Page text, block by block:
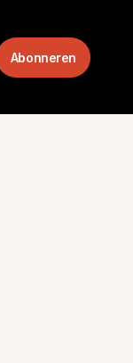
Abonneren